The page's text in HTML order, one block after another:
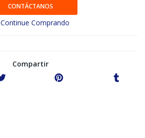
CONTÁCTANOS
Comprando
Compartir